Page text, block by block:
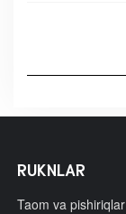
RUKNLAR
Taom va pishiriqlar